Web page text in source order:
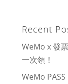
Recent
WeMo x 發
一次領！
WeMo